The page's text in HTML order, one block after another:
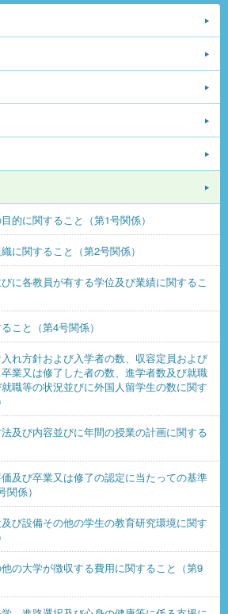
的に関すること（第1号関係）
に関すること（第2号関係）
に各教員が有する学位及び業績に関するこ
こと（第4号関係）
れ方針および入学者の数、収容定員および
業又は修了した者の数、進学者数及び就職
職等の状況並びに外国人留学生の数に関す
及び内容並びに年間の授業の計画に関する
及び卒業又は修了の認定に当たっての基準
係）
び設備その他の学生の教育研究環境に関す
の大学が徴収する費用に関すること（第9